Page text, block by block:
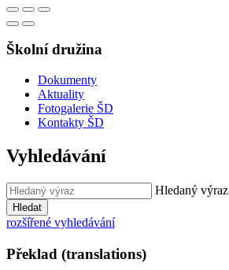
Školní družina
Dokumenty
Aktuality
Fotogalerie ŠD
Kontakty ŠD
Vyhledávání
Hledaný výraz
Hledat
rozšířené vyhledávání
Překlad (translations)